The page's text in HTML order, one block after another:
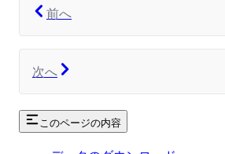
前へ
次へ
このページの内容